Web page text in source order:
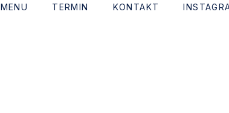
MENU TERMIN KONTAKT